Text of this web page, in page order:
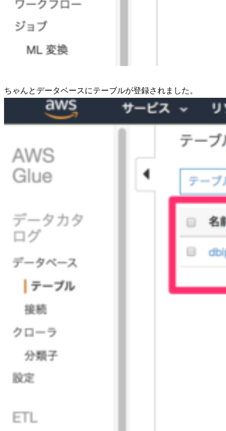
ちゃんとデータベースにテーブルが登録されました。